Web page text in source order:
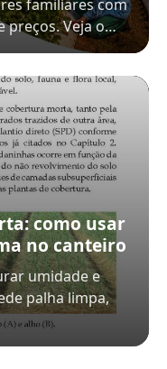
familiares com
preços. Veja o…
como usar
no canteiro
umidade e
palha limpa,